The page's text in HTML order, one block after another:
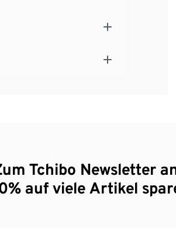
Tchibo Newsletter
auf viele Artikel